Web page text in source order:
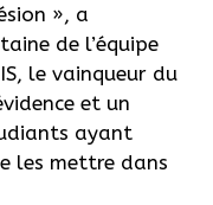
», a
de l’équipe
le vainqueur du
et un
ayant
les mettre dans